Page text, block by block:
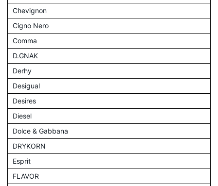
Chevignon
Cigno Nero
Comma
D.GNAK
Derhy
Desigual
Desires
Diesel
Dolce & Gabbana
DRYKORN
Esprit
FLAVOR